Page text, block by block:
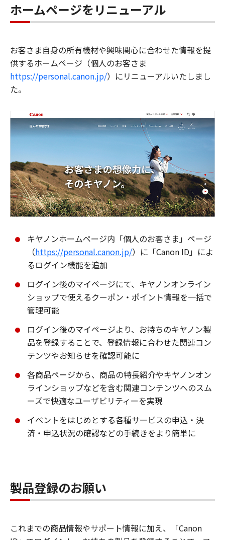
ホームページをリニューアル
お客さま自身の所有機材や興味関心に合わせた情報を提
供するホームページ（個人のお客さま
https://personal.canon.jp/）にリニューアルいたしまし
た。
キヤノンホームページ内「個人のお客さま」ページ
（https://personal.canon.jp/）に「Canon ID」によ
るログイン機能を追加
ログイン後のマイページにて、キヤノンオンライン
ショップで使えるクーポン・ポイント情報を一括で
管理可能
ログイン後のマイページより、お持ちのキヤノン製
品を登録することで、登録情報に合わせた関連コン
テンツやお知らせを確認可能に
各商品ページから、商品の特長紹介やキヤノンオン
ラインショップなどを含む関連コンテンツへのスム
ーズで快適なユーザビリティーを実現
イベントをはじめとする各種サービスの申込・決
済・申込状況の確認などの手続きをより簡単に
製品登録のお願い
これまでの商品情報やサポート情報に加え、「Canon